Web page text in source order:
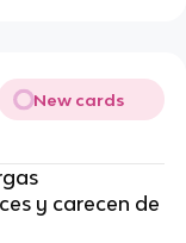
New cards
y carecen de